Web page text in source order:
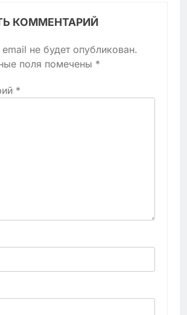
КОММЕНТАРИЙ
не будет опубликован.
поля помечены *
*